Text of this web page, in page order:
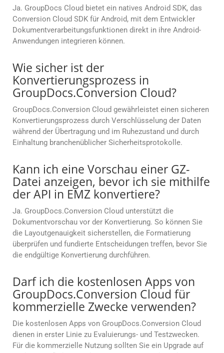
Ja. GroupDocs Cloud bietet ein natives Android SDK, das
Conversion Cloud SDK für Android, mit dem Entwickler
Dokumentverarbeitungsfunktionen direkt in ihre Android-
Anwendungen integrieren können.
Wie sicher ist der
Konvertierungsprozess in
GroupDocs.Conversion Cloud?
GroupDocs.Conversion Cloud gewährleistet einen sicheren
Konvertierungsprozess durch Verschlüsselung der Daten
während der Übertragung und im Ruhezustand und durch
Einhaltung branchenüblicher Sicherheitsprotokolle.
Kann ich eine Vorschau einer GZ-
Datei anzeigen, bevor ich sie mithilfe
der API in EMZ konvertiere?
Ja. GroupDocs.Conversion Cloud unterstützt die
Dokumentvorschau vor der Konvertierung. So können Sie
die Layoutgenauigkeit sicherstellen, die Formatierung
überprüfen und fundierte Entscheidungen treffen, bevor Sie
die endgültige Konvertierung durchführen.
Darf ich die kostenlosen Apps von
GroupDocs.Conversion Cloud für
kommerzielle Zwecke verwenden?
Die kostenlosen Apps von GroupDocs.Conversion Cloud
dienen in erster Linie zu Evaluierungs- und Testzwecken.
Für die kommerzielle Nutzung sollten Sie ein Upgrade auf